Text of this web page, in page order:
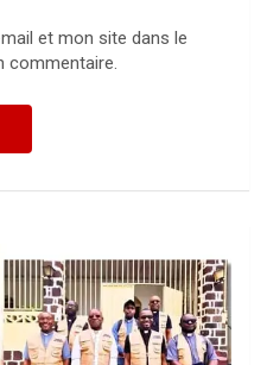
et mon site dans le
commentaire.